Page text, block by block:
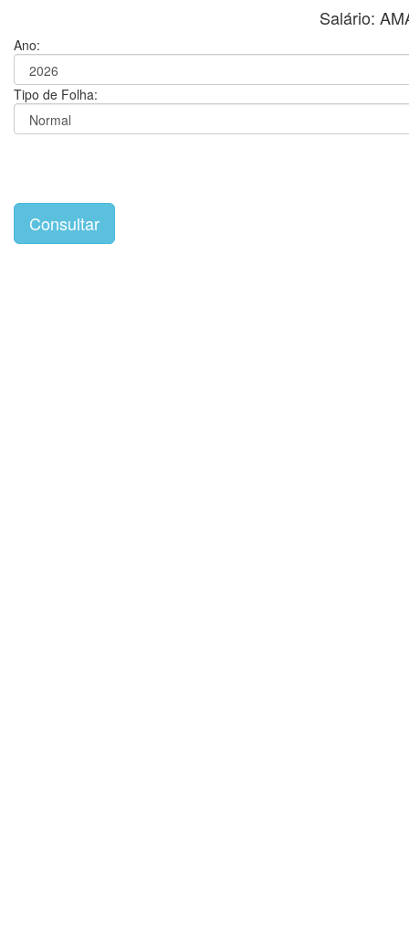
Salário:
Ano:
Tipo de Folha: